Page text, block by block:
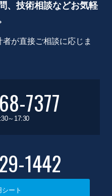
、技術相談などお気軽
が直接ご相談に応じま
7377
～17:30
1442
シート